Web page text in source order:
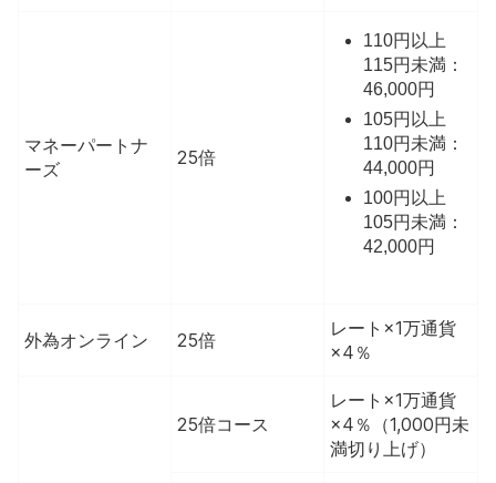
マネーパートナ
ーズ
25倍
110円以上
115円未満：
46,000円
105円以上
110円未満：
44,000円
100円以上
105円未満：
42,000円
外為オンライン 25倍
レート×1万通貨
×4％
25倍コース
レート×1万通貨
×4％（1,000円未
満切り上げ）